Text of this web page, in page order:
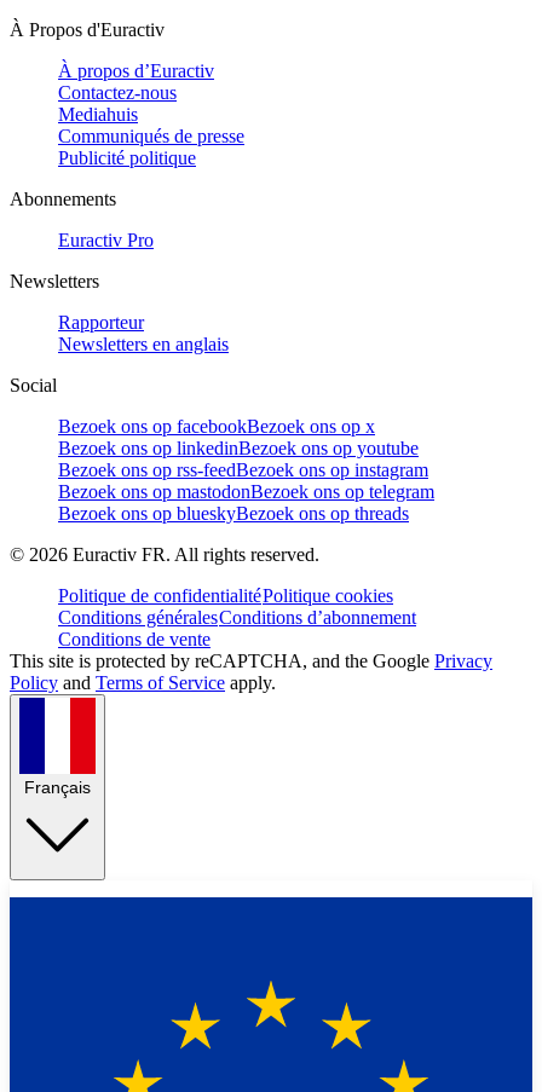
À Propos d'Euractiv
À propos d’Euractiv
Contactez-nous
Mediahuis
Communiqués de presse
Publicité politique
Abonnements
Euractiv Pro
Newsletters
Rapporteur
Newsletters en anglais
Social
Bezoek ons op facebookBezoek ons op x
Bezoek ons op linkedinBezoek ons op youtube
Bezoek ons op rss-feedBezoek ons op instagram
Bezoek ons op mastodonBezoek ons op telegram
Bezoek ons op blueskyBezoek ons op threads
© 2026 Euractiv FR. All rights reserved.
Politique de confidentialitéPolitique cookies
Conditions généralesConditions d’abonnement
Conditions de vente
This site is protected by reCAPTCHA, and the Google Privacy
Policy and Terms of Service apply.
Français